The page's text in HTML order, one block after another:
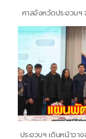
ศาลจังหวัดประจวบฯ
ประจวบฯ เดินหน้าว